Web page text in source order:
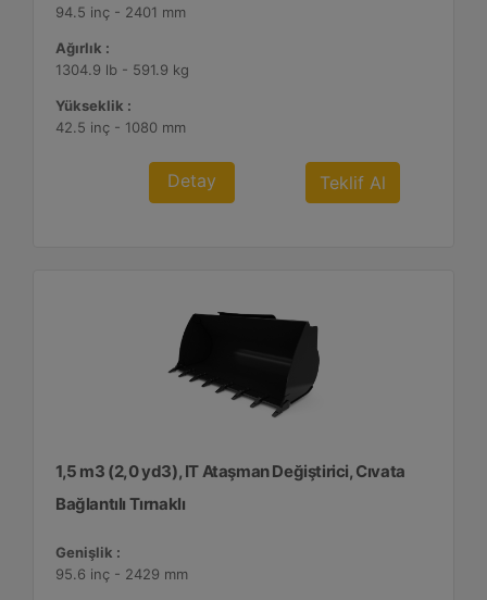
94.5 inç - 2401 mm
Ağırlık :
1304.9 lb - 591.9 kg
Yükseklik :
42.5 inç - 1080 mm
Detay Teklif Al
1,5 m3 (2,0 yd3), IT Ataşman Değiştirici, Cıvata
Bağlantılı Tırnaklı
Genişlik :
95.6 inç - 2429 mm